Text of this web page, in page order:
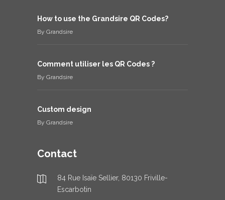
How to use the Grandsire QR Codes?
By Grandsire
Comment utiliser les QR Codes ?
By Grandsire
Custom design
By Grandsire
Contact
84 Rue Isaïe Sellier, 80130 Friville-
Escarbotin